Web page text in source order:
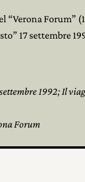
“Verona Forum”
17 settembre
1992; Il
Forum